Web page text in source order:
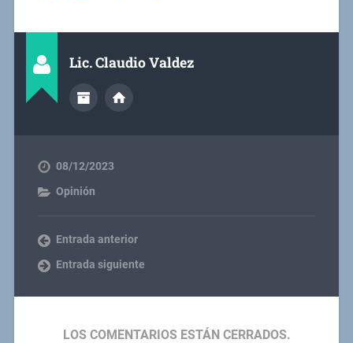
Lic. Claudio Valdez
08/12/2023
Opinión
Entrada anterior
Entrada siguiente
LOS COMENTARIOS ESTÁN CERRADOS.